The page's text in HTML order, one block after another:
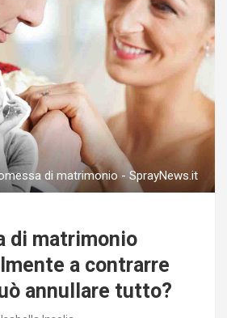
di matrimonio - SprayNews.it
di matrimonio
a contrarre
annullare tutto?